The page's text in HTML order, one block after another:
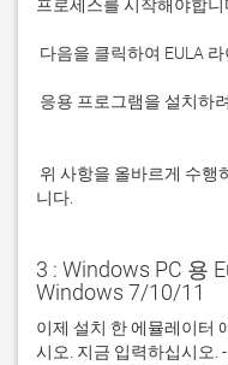
니다.
3 : Windows PC 용
Windows 7/10/11
이제 설치 한 에뮬레이터
시오. 지금 입력하십시오.